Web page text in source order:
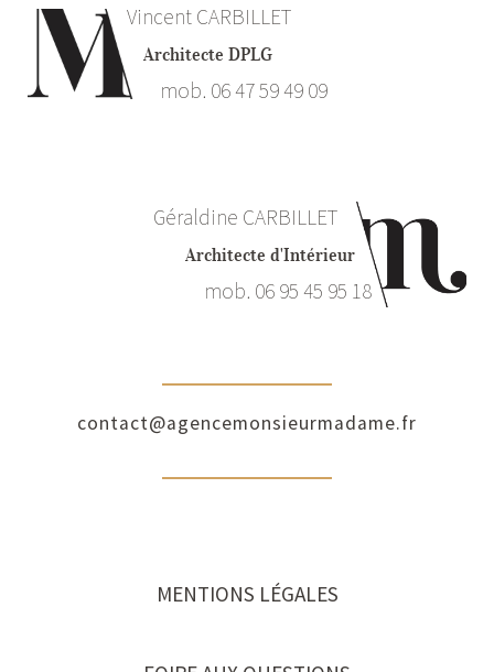
Vincent CARBILLET
Architecte DPLG
mob. 06 47 59 49 09
Géraldine CARBILLET
Architecte d'Intérieur
mob. 06 95 45 95 18
contact@agencemonsieurmadame.fr
MENTIONS LÉGALES